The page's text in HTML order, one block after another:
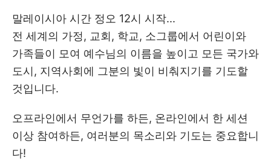
말레이시아 시간 정오 12시 시작...
전 세계의 가정, 교회, 학교, 소그룹에서 어린이와
가족들이 모여 예수님의 이름을 높이고 모든 국가와
도시, 지역사회에 그분의 빛이 비춰지기를 기도할
것입니다.
오프라인에서 무언가를 하든, 온라인에서 한 세션
이상 참여하든, 여러분의 목소리와 기도는 중요합니
다!